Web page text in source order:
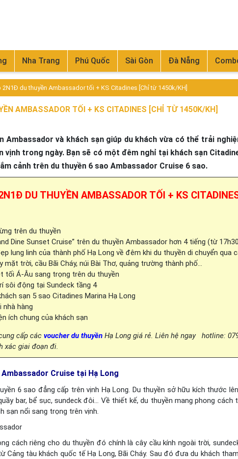
Nha Trang Phú Quốc Sài Gòn Đà Nẵng
2N1Đ du thuyền Ambassador tối + KS Citadines [Chỉ từ 1450k/KH]
AMBASSADOR TỐI + KS CITADINES [CHỈ TỪ 1450K/KH]
Ambassador và khách sạn giúp du khách vừa có thể trải
vịnh trong ngày. Bạn sẽ có một đêm nghỉ tại khách sạn
cảnh trên du thuyền 6 sao Ambassador Cruise 6 sao.
DU THUYỀN AMBASSADOR TỐI + KS
trên du thuyền
Dine Sunset Cruise” trên du thuyền Ambassador hơn 4 tiếng (từ
lung linh của thành phố Hạ Long về đêm khi du thuyền di chuyển qua
mặt trời, cầu Bãi Cháy, núi Bài Thơ, quảng trường thành phố…
tối Á-Âu sang trọng trên du thuyền
sôi động tại Sundeck tầng 4
sạn 5 sao Citadines Marina Hạ Long
hàng
ích chung của khách sạn
cấp các voucher du thuyền Hạ Long giá rẻ. Liên hệ ngay hotline:
xác giai đoạn đi.
Cruise tại Hạ Long
6 sao đẳng cấp trên vịnh Hạ Long. Du thuyền sở hữu kích thước
bar, bể sục, sundeck đôi… Về thiết kế, du thuyền mang phong cách
sạn nổi sang trọng trên vịnh.
cách riêng cho du thuyền đó chính là cây cầu kính ngoài trời,
Cảng tàu khách quốc tế Hạ Long, Bãi Cháy. Sau đó đưa du khách